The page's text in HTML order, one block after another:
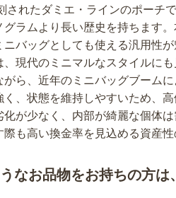
されたダミエ・ラインのポーチ
ラムより長い歴史を持ちます
ニバッグとしても使える汎用性
現代のミニマルなスタイルに
ら、近年のミニバッグブーム
、状態を維持しやすいため、
化が少なく、内部が綺麗な個体
際も高い換金率を見込める資産性
なお品物をお持ちの方は、